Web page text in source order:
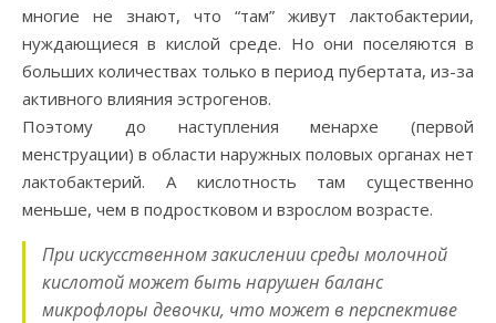
многие не знают, что “там” живут лактобактерии,
нуждающиеся в кислой среде. Но они поселяются в
больших количествах только в период пубертата, из-за
активного влияния эстрогенов.
Поэтому до наступления менархе (первой
менструации) в области наружных половых органах нет
лактобактерий. А кислотность там существенно
меньше, чем в подростковом и взрослом возрасте.
При искусственном закислении среды молочной
кислотой может быть нарушен баланс
микрофлоры девочки, что может в перспективе